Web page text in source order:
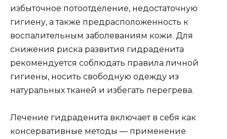
избыточное потоотделение, недостаточную
гигиену, а также предрасположенность к
воспалительным заболеваниям кожи. Для
снижения риска развития гидраденита
рекомендуется соблюдать правила личной
гигиены, носить свободную одежду из
натуральных тканей и избегать перегрева.
Лечение гидраденита включает в себя как
консервативные методы — применение